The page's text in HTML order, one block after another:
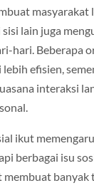
masyarakat
lain juga
hari. Beberapa
efisien,
interaksi
ikut
berbagai isu
membuat banyak